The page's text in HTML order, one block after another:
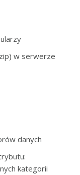
w serwerze
danych
kategorii